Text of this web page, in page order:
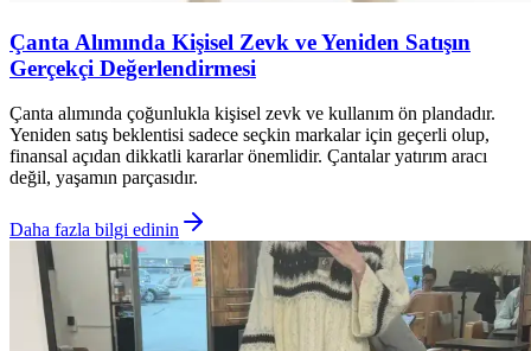
Çanta Alımında Kişisel Zevk ve Yeniden Satışın
Gerçekçi Değerlendirmesi
Çanta alımında çoğunlukla kişisel zevk ve kullanım ön plandadır.
Yeniden satış beklentisi sadece seçkin markalar için geçerli olup,
finansal açıdan dikkatli kararlar önemlidir. Çantalar yatırım aracı
değil, yaşamın parçasıdır.
Daha fazla bilgi edinin